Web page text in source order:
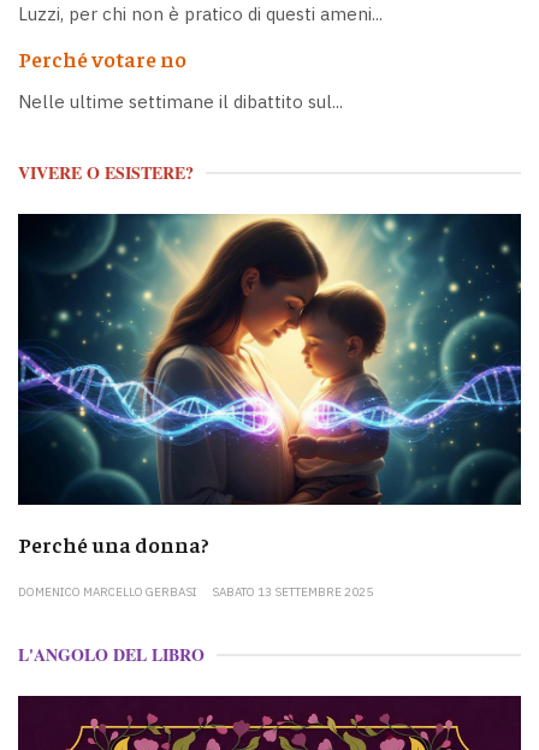
Luzzi, per chi non è pratico di questi ameni...
Perché votare no
Nelle ultime settimane il dibattito sul...
VIVERE O ESISTERE?
Perché una donna?
DOMENICO MARCELLO GERBASI SABATO 13 SETTEMBRE 2025
L'ANGOLO DEL LIBRO